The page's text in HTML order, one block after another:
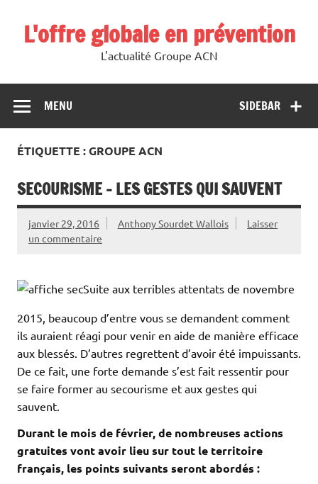
L'offre globale en prévention
L'actualité Groupe ACN
SIDEBAR
MENU
ÉTIQUETTE : GROUPE ACN
SECOURISME – LES GESTES QUI SAUVENT
janvier 29, 2016 Anthony Sourdet Wallois
Laisser
un commentaire
Suite aux terribles attentats de novembre
2015, beaucoup d’entre vous se demandent comment
ils auraient réagi pour venir en aide de manière efficace
aux blessés. D’autres regrettent d’avoir été impuissants.
De ce fait, une forte demande s’est fait ressentir pour
se faire former au secourisme et aux gestes qui
sauvent.
Durant le mois de février, de nombreuses actions
gratuites vont avoir lieu sur tout le territoire
français, les points suivants seront abordés :